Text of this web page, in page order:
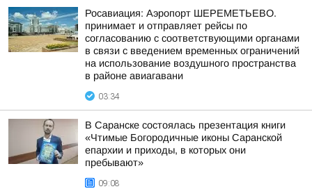
Росавиация: Аэропорт ШЕРЕМЕТЬЕВО.
принимает и отправляет рейсы по
согласованию с соответствующими органами
в связи с введением временных ограничений
на использование воздушного пространства
в районе авиагавани
03:34
В Саранске состоялась презентация книги
«Чтимые Богородичные иконы Саранской
епархии и приходы, в которых они
пребывают»
09:08